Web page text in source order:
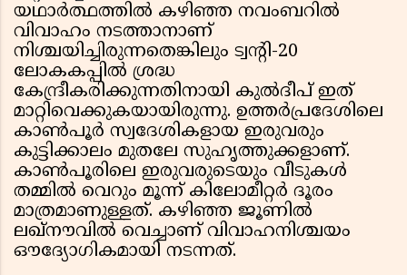
യഥാർത്ഥത്തിൽ കഴിഞ്ഞ നവംബറിൽ
വിവാഹം നടത്താനാണ്
നിശ്ചയിച്ചിരുന്നതെങ്കിലും ട്വന്റി-20
ലോകകപ്പിൽ ശ്രദ്ധ
കേന്ദ്രീകരിക്കുന്നതിനായി കുൽദീപ് ഇത്
മാറ്റിവെക്കുകയായിരുന്നു. ഉത്തർപ്രദേശിലെ
കാൺപൂർ സ്വദേശികളായ ഇരുവരും
കുട്ടിക്കാലം മുതലേ സുഹൃത്തുക്കളാണ്.
കാൺപൂരിലെ ഇരുവരുടെയും വീടുകൾ
തമ്മിൽ വെറും മൂന്ന് കിലോമീറ്റർ ദൂരം
മാത്രമാണുള്ളത്. കഴിഞ്ഞ ജൂണിൽ
ലഖ്‌നൗവിൽ വെച്ചാണ് വിവാഹനിശ്ചയം
ഔദ്യോഗികമായി നടന്നത്.